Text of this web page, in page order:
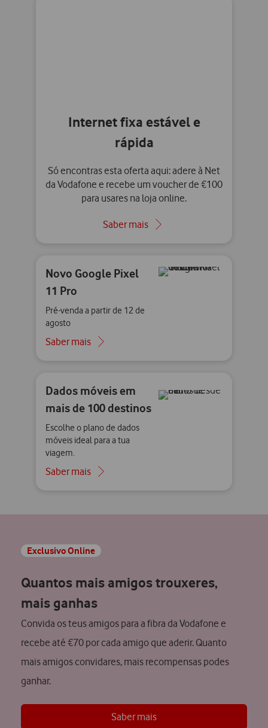
Internet fixa estável e
rápida
Só encontras esta oferta aqui: adere à Net
da Vodafone e recebe um voucher de €100
para usares na loja online.
Saber mais
Novo Google Pixel
11 Pro
Pré-venda a partir de 12 de
agosto
Saber mais
Dados móveis em
mais de 100 destinos
Escolhe o plano de dados
móveis ideal para a tua
viagem.
Saber mais
Exclusivo Online
Quantos mais amigos trouxeres,
mais ganhas
Convida os teus amigos para a fibra da Vodafone e
recebe até €70 por cada amigo que aderir. Quanto
mais amigos convidares, mais recompensas podes
ganhar.
Saber mais